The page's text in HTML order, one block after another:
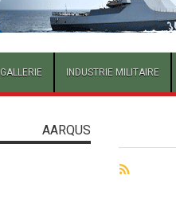
INDUSTRIE MILITAIRE
GALLERIE
AARQUS